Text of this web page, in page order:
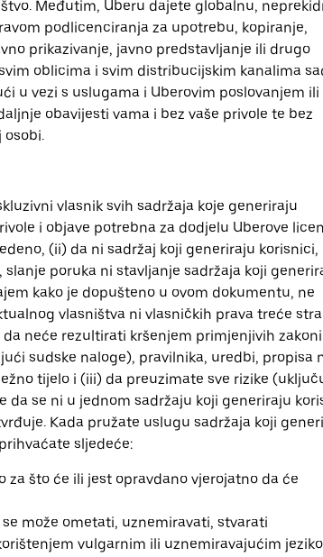
Međutim, Uberu dajete globalnu,
podlicenciranja za upotrebu, kopiranje,
prikazivanje, javno predstavljanje ili drugo
oblicima i svim distribucijskim kanalima
u vezi s uslugama i Uberovim poslovanjem ili
obavijesti vama i bez vaše privole te bez
osobi.
vlasnik svih sadržaja koje generiraju
i objave potrebna za dodjelu Uberove
(ii) da ni sadržaj koji generiraju korisnici,
poruka ni stavljanje sadržaja koji
kako je dopušteno u ovom dokumentu, ne
vlasništva ni vlasničkih prava treće
neće rezultirati kršenjem primjenjivih
sudske naloge), pravilnika, uredbi, propisa
tijelo i (iii) da preuzimate sve rizike
da se ni u jednom sadržaju koji generiraju
Kada pružate uslugu sadržaja koji
sljedeće:
što će ili jest opravdano vjerojatno da će
može ometati, uznemiravati, stvarati
vulgarnim ili uznemiravajućim